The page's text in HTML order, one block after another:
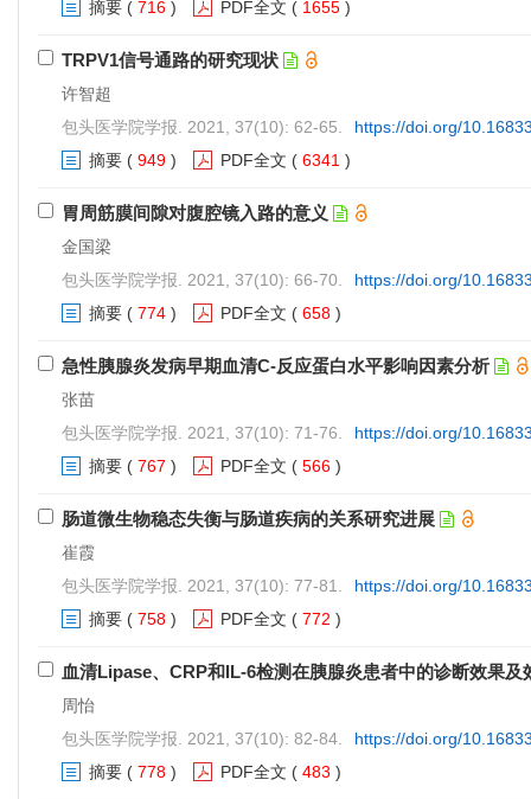
摘要 ( 716 ) PDF全文 ( 1655 )
TRPV1信号通路的研究现状
许智超
包头医学院学报. 2021, 37(10): 62-65.
https://doi.org/
摘要 ( 949 ) PDF全文 ( 6341 )
胃周筋膜间隙对腹腔镜入路的意义
金国梁
包头医学院学报. 2021, 37(10): 66-70.
https://doi.org/
摘要 ( 774 ) PDF全文 ( 658 )
急性胰腺炎发病早期血清C-反应蛋白水平影响因素分析
张苗
包头医学院学报. 2021, 37(10): 71-76.
https://doi.org/
摘要 ( 767 ) PDF全文 ( 566 )
肠道微生物稳态失衡与肠道疾病的关系研究进展
崔霞
包头医学院学报. 2021, 37(10): 77-81.
https://doi.org/
摘要 ( 758 ) PDF全文 ( 772 )
血清Lipase、CRP和IL-6检测在胰腺炎患者中的诊断效果及
周怡
包头医学院学报. 2021, 37(10): 82-84.
https://doi.org/
摘要 ( 778 ) PDF全文 ( 483 )